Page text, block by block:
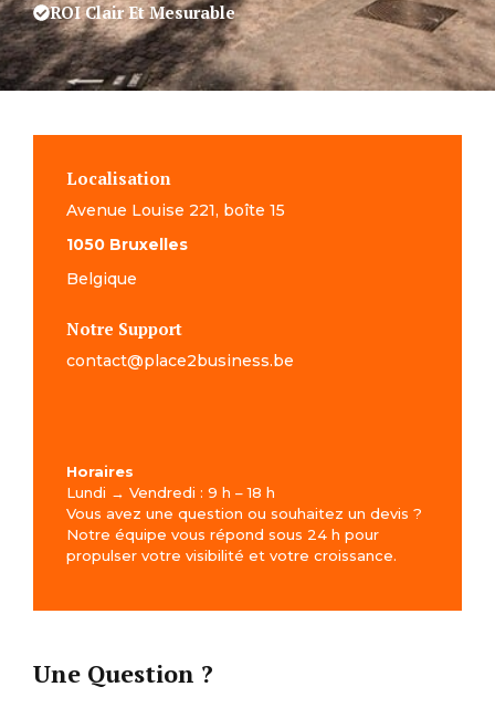
ROI Clair Et Mesurable
Localisation
Avenue Louise 221, boîte 15
1050 Bruxelles
Belgique
Notre Support
contact@place2business.be
Horaires
Lundi → Vendredi : 9 h – 18 h
Vous avez une question ou souhaitez un devis ?
Notre équipe vous répond sous 24 h pour
propulser votre visibilité et votre croissance.
Une Question ?